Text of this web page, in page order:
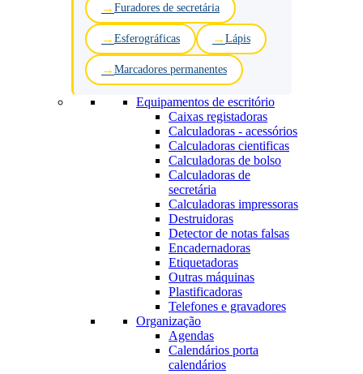
Furadores de secretária
Esferográficas Lápis
Marcadores permanentes
Equipamentos de escritório
Caixas registadoras
Calculadoras - acessórios
Calculadoras cientificas
Calculadoras de bolso
Calculadoras de
secretária
Calculadoras impressoras
Destruidoras
Detector de notas falsas
Encadernadoras
Etiquetadoras
Outras máquinas
Plastificadoras
Telefones e gravadores
Organização
Agendas
Calendários porta
calendários